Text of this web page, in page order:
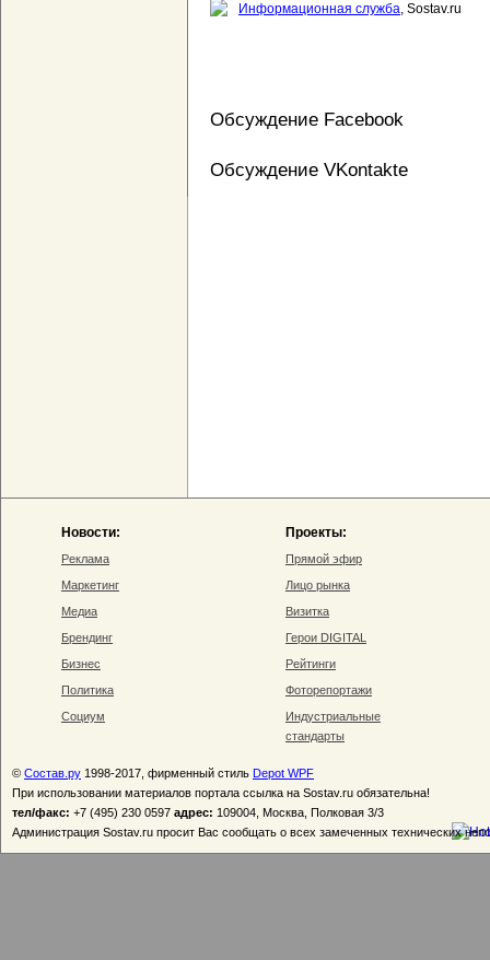
Информационная служба, Sostav.ru
Обсуждение Facebook
Обсуждение VKontakte
Новости:
Реклама
Маркетинг
Медиа
Брендинг
Бизнес
Политика
Социум
Проекты:
Прямой эфир
Лицо рынка
Визитка
Герои DIGITAL
Рейтинги
Фоторепортажи
Индустриальные
стандарты
© Состав.ру 1998-2017, фирменный стиль Depot WPF
При использовании материалов портала ссылка на Sostav.ru обязательна!
тел/факс: +7 (495) 230 0597 адрес: 109004, Москва, Полковая 3/3
Администрация Sostav.ru просит Вас сообщать о всех замеченных технических